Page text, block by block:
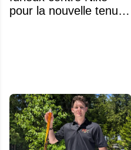
pour la nouvelle tenue